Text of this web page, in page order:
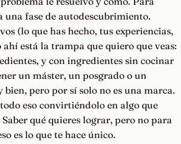
una fase de autodescubrimiento.
(lo que has hecho, tus experiencias,
está la trampa que quiero que veas:
y con ingredientes sin cocinar
un máster, un posgrado o un
pero por sí solo no es una marca.
eso convirtiéndolo en algo que
qué quieres lograr, pero no para
es lo que te hace único.